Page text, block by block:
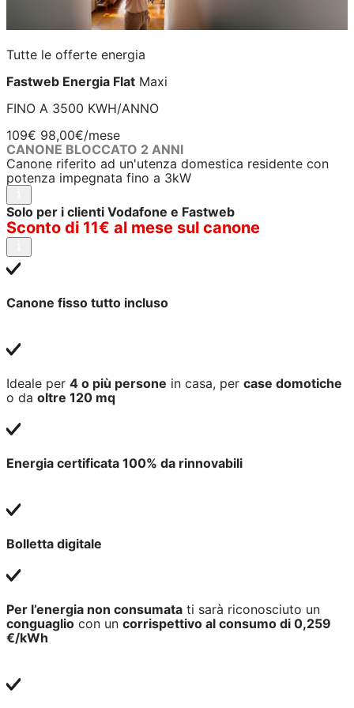
Tutte le offerte energia
Fastweb Energia Flat Maxi
FINO A 3500 KWH/ANNO
109€ 98,00€/mese
CANONE BLOCCATO 2 ANNI
Canone riferito ad un'utenza domestica residente con
potenza impegnata fino a 3kW
Solo per i clienti Vodafone e Fastweb
Sconto di 11€ al mese sul canone
Canone fisso tutto incluso
Ideale per 4 o più persone in casa, per case domotiche
o da oltre 120 mq
Energia certificata 100% da rinnovabili
Bolletta digitale
Per l’energia non consumata ti sarà riconosciuto un
conguaglio con un corrispettivo al consumo di 0,259
€/kWh